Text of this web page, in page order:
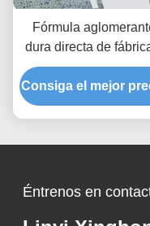
Fórmula
dura directa de
arena para gatos
bentonita de
duradera para
Consiga el mejor
Éntrenos en